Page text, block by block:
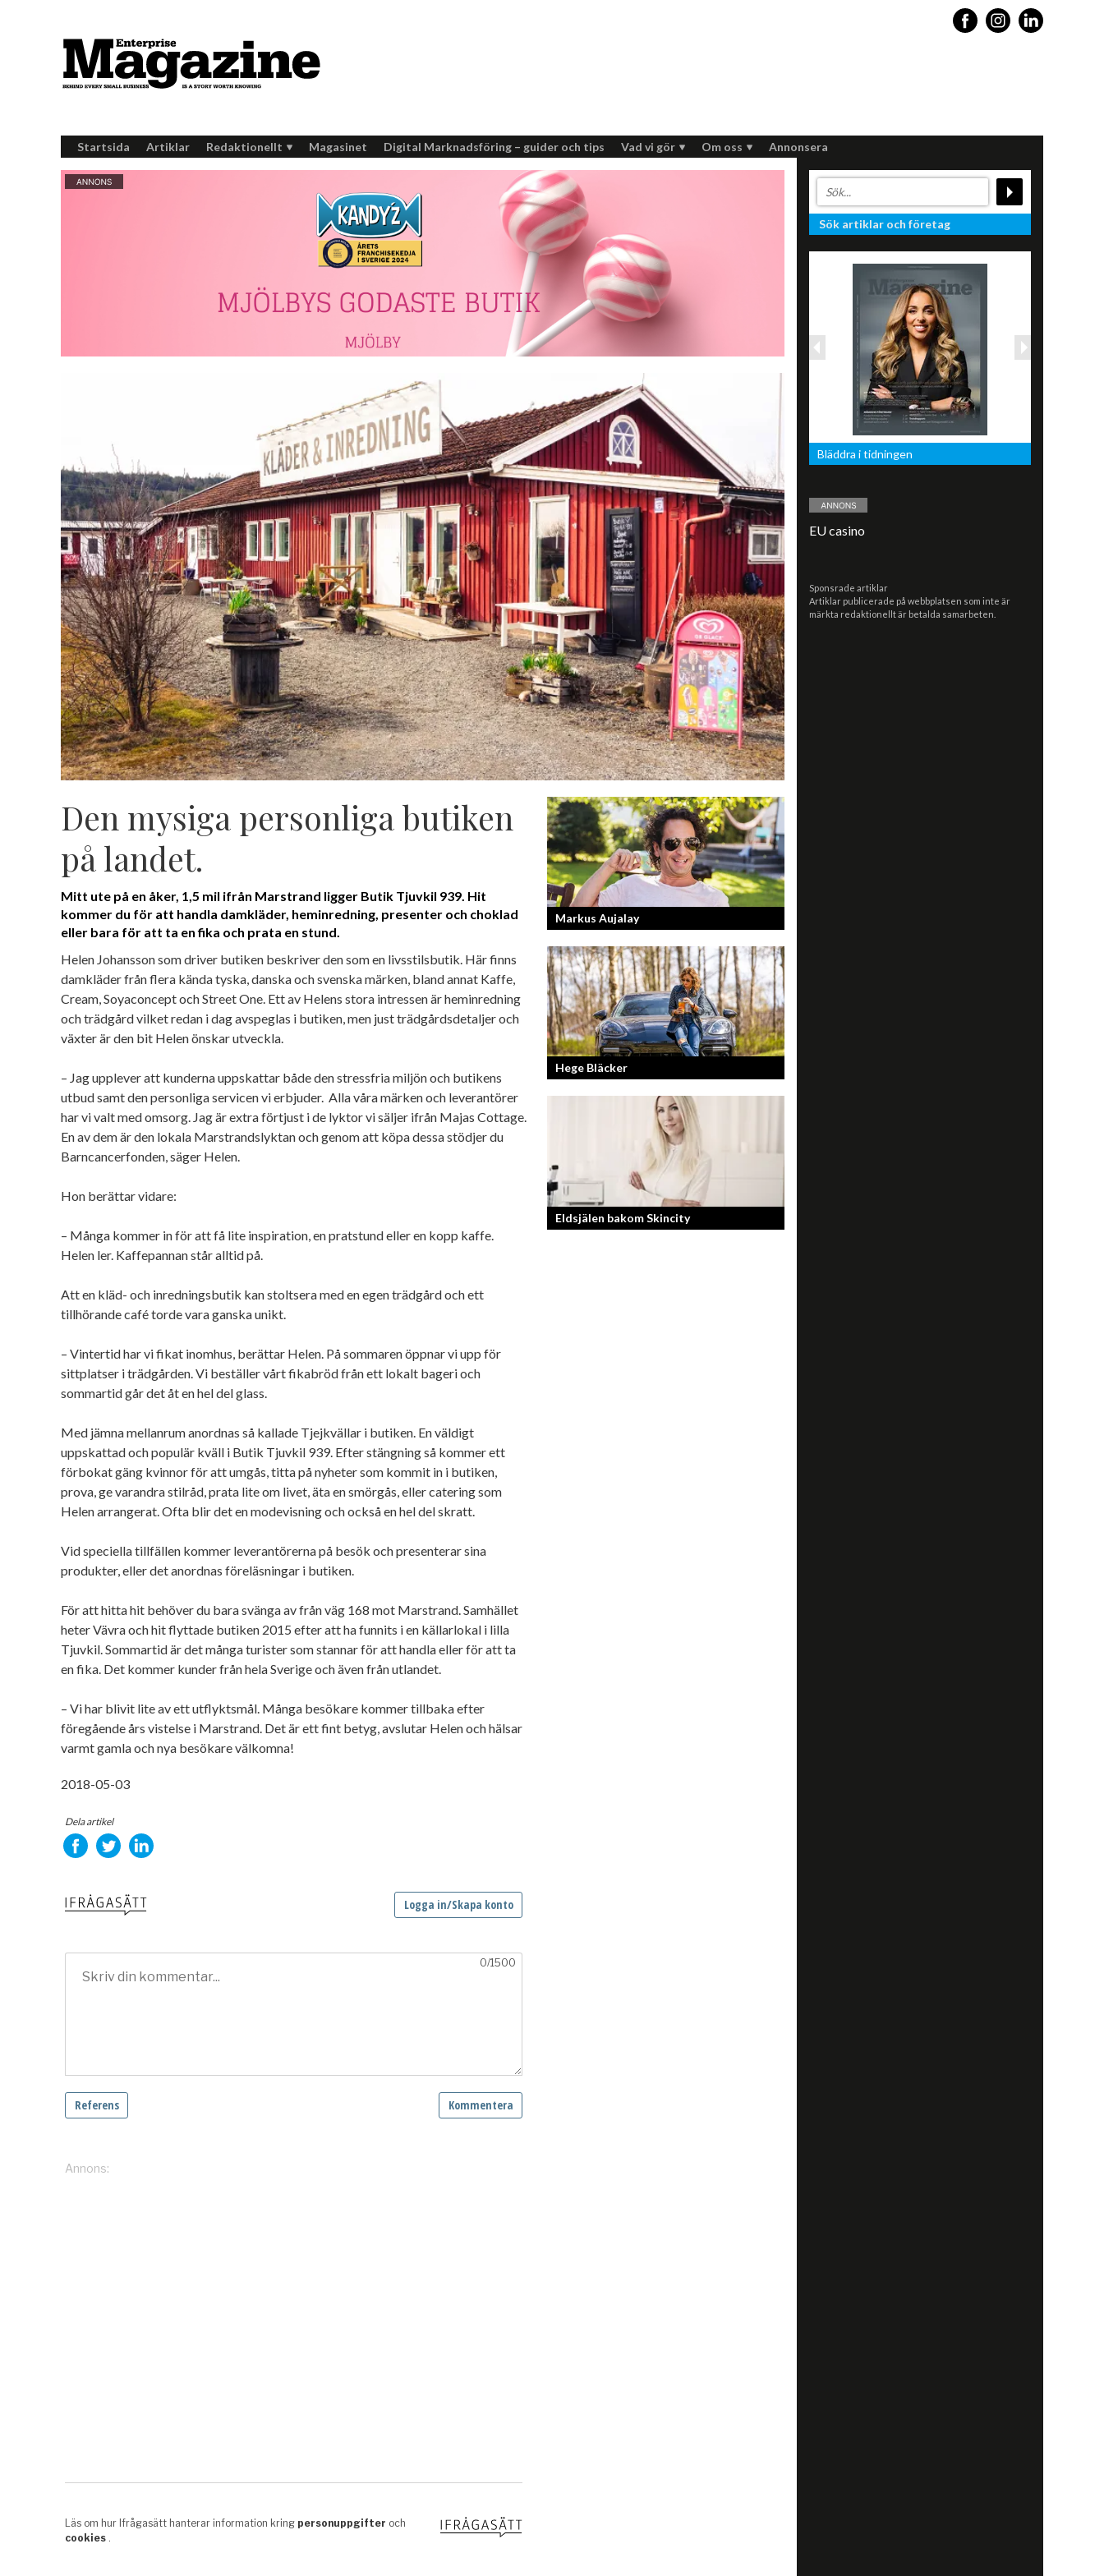
Startsida Artiklar Redaktionellt Magasinet Digital Marknadsföring – guider och tips Vad vi gör Om oss Annonsera
Den mysiga personliga butiken
på landet.
Mitt ute på en åker, 1,5 mil ifrån Marstrand ligger Butik Tjuvkil 939. Hit
kommer du för att handla damkläder, heminredning, presenter och choklad
eller bara för att ta en fika och prata en stund.
Helen Johansson som driver butiken beskriver den som en livsstilsbutik. Här finns
damkläder från flera kända tyska, danska och svenska märken, bland annat Kaffe,
Cream, Soyaconcept och Street One. Ett av Helens stora intressen är heminredning
och trädgård vilket redan i dag avspeglas i butiken, men just trädgårdsdetaljer och
växter är den bit Helen önskar utveckla.
– Jag upplever att kunderna uppskattar både den stressfria miljön och butikens
utbud samt den personliga servicen vi erbjuder. Alla våra märken och leverantörer
har vi valt med omsorg. Jag är extra förtjust i de lyktor vi säljer ifrån Majas Cottage.
En av dem är den lokala Marstrandslyktan och genom att köpa dessa stödjer du
Barncancerfonden, säger Helen.
Hon berättar vidare:
– Många kommer in för att få lite inspiration, en pratstund eller en kopp kaffe.
Helen ler. Kaffepannan står alltid på.
Att en kläd- och inredningsbutik kan stoltsera med en egen trädgård och ett
tillhörande café torde vara ganska unikt.
– Vintertid har vi fikat inomhus, berättar Helen. På sommaren öppnar vi upp för
sittplatser i trädgården. Vi beställer vårt fikabröd från ett lokalt bageri och
sommartid går det åt en hel del glass.
Med jämna mellanrum anordnas så kallade Tjejkvällar i butiken. En väldigt
uppskattad och populär kväll i Butik Tjuvkil 939. Efter stängning så kommer ett
förbokat gäng kvinnor för att umgås, titta på nyheter som kommit in i butiken,
prova, ge varandra stilråd, prata lite om livet, äta en smörgås, eller catering som
Helen arrangerat. Ofta blir det en modevisning och också en hel del skratt.
Vid speciella tillfällen kommer leverantörerna på besök och presenterar sina
produkter, eller det anordnas föreläsningar i butiken.
För att hitta hit behöver du bara svänga av från väg 168 mot Marstrand. Samhället
heter Vävra och hit flyttade butiken 2015 efter att ha funnits i en källarlokal i lilla
Tjuvkil. Sommartid är det många turister som stannar för att handla eller för att ta
en fika. Det kommer kunder från hela Sverige och även från utlandet.
– Vi har blivit lite av ett utflyktsmål. Många besökare kommer tillbaka efter
föregående års vistelse i Marstrand. Det är ett fint betyg, avslutar Helen och hälsar
varmt gamla och nya besökare välkomna!
2018-05-03
Dela artikel
Markus Aujalay
Sveriges tuffaste matjury är epitetet på juryn i
Sveriges Mästerkock. Markus Aujalay är
domaren som ger mästerkockarna
mardrömmar.
Hege Bläcker
Bilfantast, influencer och en av Lidköpings
mest framgångsrika företagare.
Eldsjälen bakom Skincity
Sök artiklar och företag
Bläddra i tidningen
EU casino
Sponsrade artiklar
Artiklar publicerade på webbplatsen som inte är
märkta redaktionellt är betalda samarbeten.